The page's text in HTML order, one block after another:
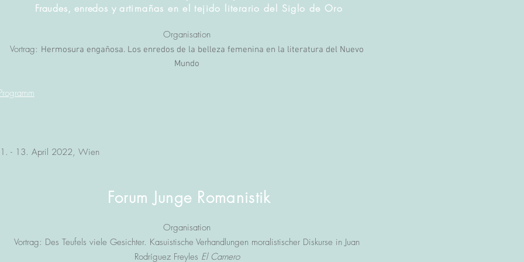
Fraudes, enredos yartimañas en el tejido literario del Siglo de Oro
Organisation
Vortrag: Hermosura engañosa. Los enredos de la belleza femenina en la literatura del Nuevo
Mundo
- 13. April 2022, Wien
Forum Junge Romanistik
Organisation
Vortrag: Des Teufels viele Gesichter. Kasuistische Verhandlungen moralistischer Diskurse in Juan
Rodríguez Freyles El Carnero